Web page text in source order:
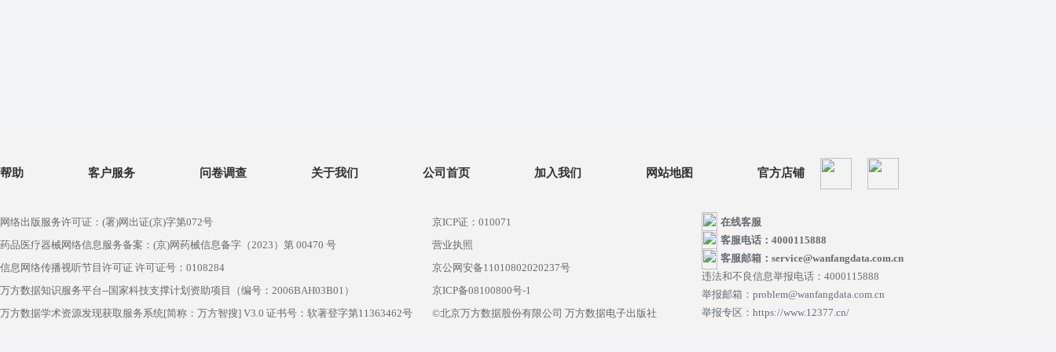
帮助 客户服务 问卷调查 关于我们 公司首页 加入我们 网站地图 官方店铺
网络出版服务许可证：(署)网出证(京)字第072号
药品医疗器械网络信息服务备案：(京)网药械信息备字（2023）第 00470 号
信息网络传播视听节目许可证 许可证号：0108284
万方数据知识服务平台--国家科技支撑计划资助项目（编号：2006BAH03B01）
万方数据学术资源发现获取服务系统[简称：万方智搜] V3.0 证书号：软著登字第11363462号
京ICP证：010071
营业执照
京公网安备11010802020237号
京ICP备08100800号-1
©北京万方数据股份有限公司 万方数据电子出版社
在线客服
客服电话：4000115888
客服邮箱：service@wanfangdata.com.cn
违法和不良信息举报电话：4000115888
举报邮箱：problem@wanfangdata.com.cn
举报专区：https://www.12377.cn/